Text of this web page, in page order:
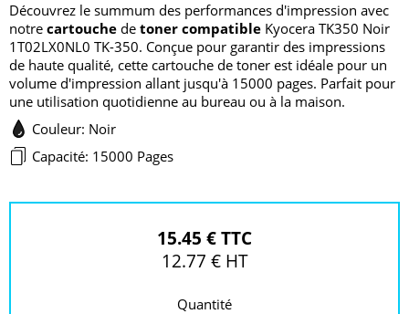
Découvrez le summum des performances d'impression avec
notre cartouche de toner compatible Kyocera TK350 Noir
1T02LX0NL0 TK-350. Conçue pour garantir des impressions
de haute qualité, cette cartouche de toner est idéale pour un
volume d'impression allant jusqu'à 15000 pages. Parfait pour
une utilisation quotidienne au bureau ou à la maison.
Couleur: Noir
Capacité: 15000 Pages
15.45 € TTC
12.77 € HT
Quantité